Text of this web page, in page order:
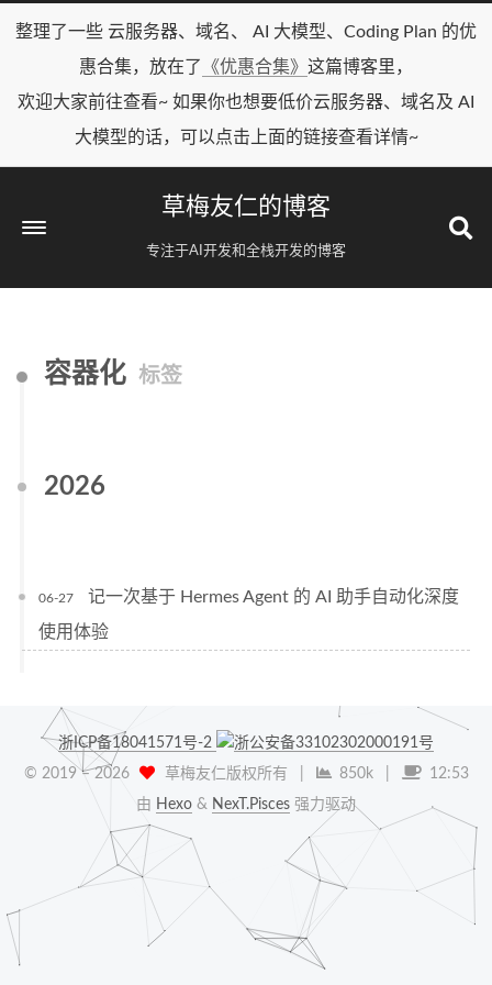
整理了一些 云服务器、域名、 AI 大模型、Coding Plan 的优
惠合集，放在了
《优惠合集》 这篇博客里，
欢迎大家前往查看~ 如果你也想要低价云服务器、域名及 AI
大模型的话，可以点击上面的链接查看详情~
草梅友仁的博客
专注于AI开发和全栈开发的博客
容器化 标签
2026
06-27
记一次基于 Hermes Agent 的 AI 助手自动化深度
使用体验
浙ICP备18041571号-2
浙公安备33102302000191号
© 2019 –2026 草梅友仁版权所有 850k
12:53
由 Hexo & NexT.Pisces 强力驱动